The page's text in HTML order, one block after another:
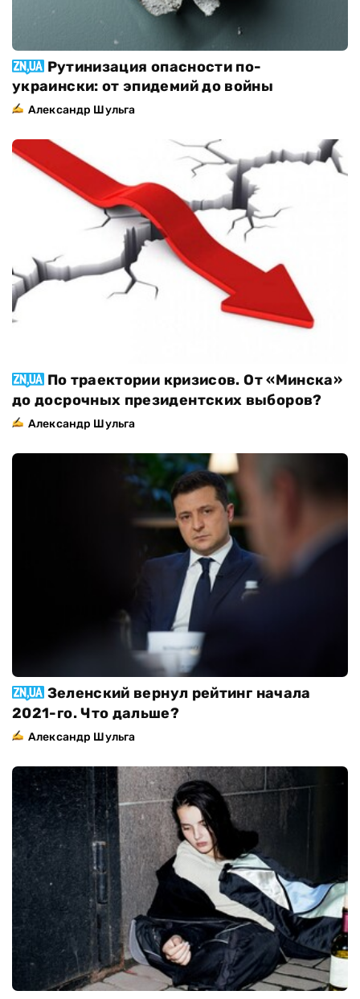
Рутинизация опасности по-
украински: от эпидемий до войны
Александр Шульга
По траектории кризисов. От «Минска»
до досрочных президентских выборов?
Александр Шульга
Зеленский вернул рейтинг начала
2021-го. Что дальше?
Александр Шульга